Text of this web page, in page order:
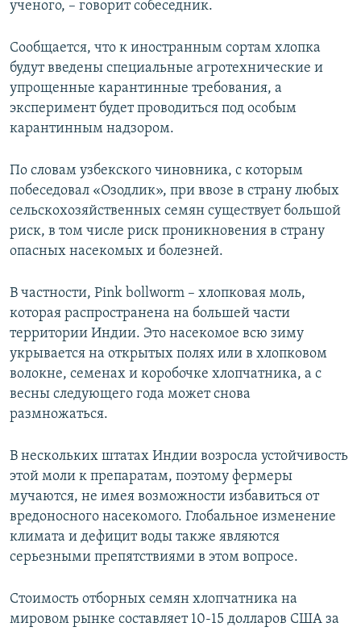
ученого, – говорит собеседник.
Сообщается, что к иностранным сортам хлопка
будут введены специальные агротехнические и
упрощенные карантинные требования, а
эксперимент будет проводиться под особым
карантинным надзором.
По словам узбекского чиновника, с которым
побеседовал «Озодлик», при ввозе в страну любых
сельскохозяйственных семян существует большой
риск, в том числе риск проникновения в страну
опасных насекомых и болезней.
В частности, Pink bollworm – хлопковая моль,
которая распространена на большей части
территории Индии. Это насекомое всю зиму
укрывается на открытых полях или в хлопковом
волокне, семенах и коробочке хлопчатника, а с
весны следующего года может снова
размножаться.
В нескольких штатах Индии возросла устойчивость
этой моли к препаратам, поэтому фермеры
мучаются, не имея возможности избавиться от
вредоносного насекомого. Глобальное изменение
климата и дефицит воды также являются
серьезными препятствиями в этом вопросе.
Стоимость отборных семян хлопчатника на
мировом рынке составляет 10-15 долларов США за